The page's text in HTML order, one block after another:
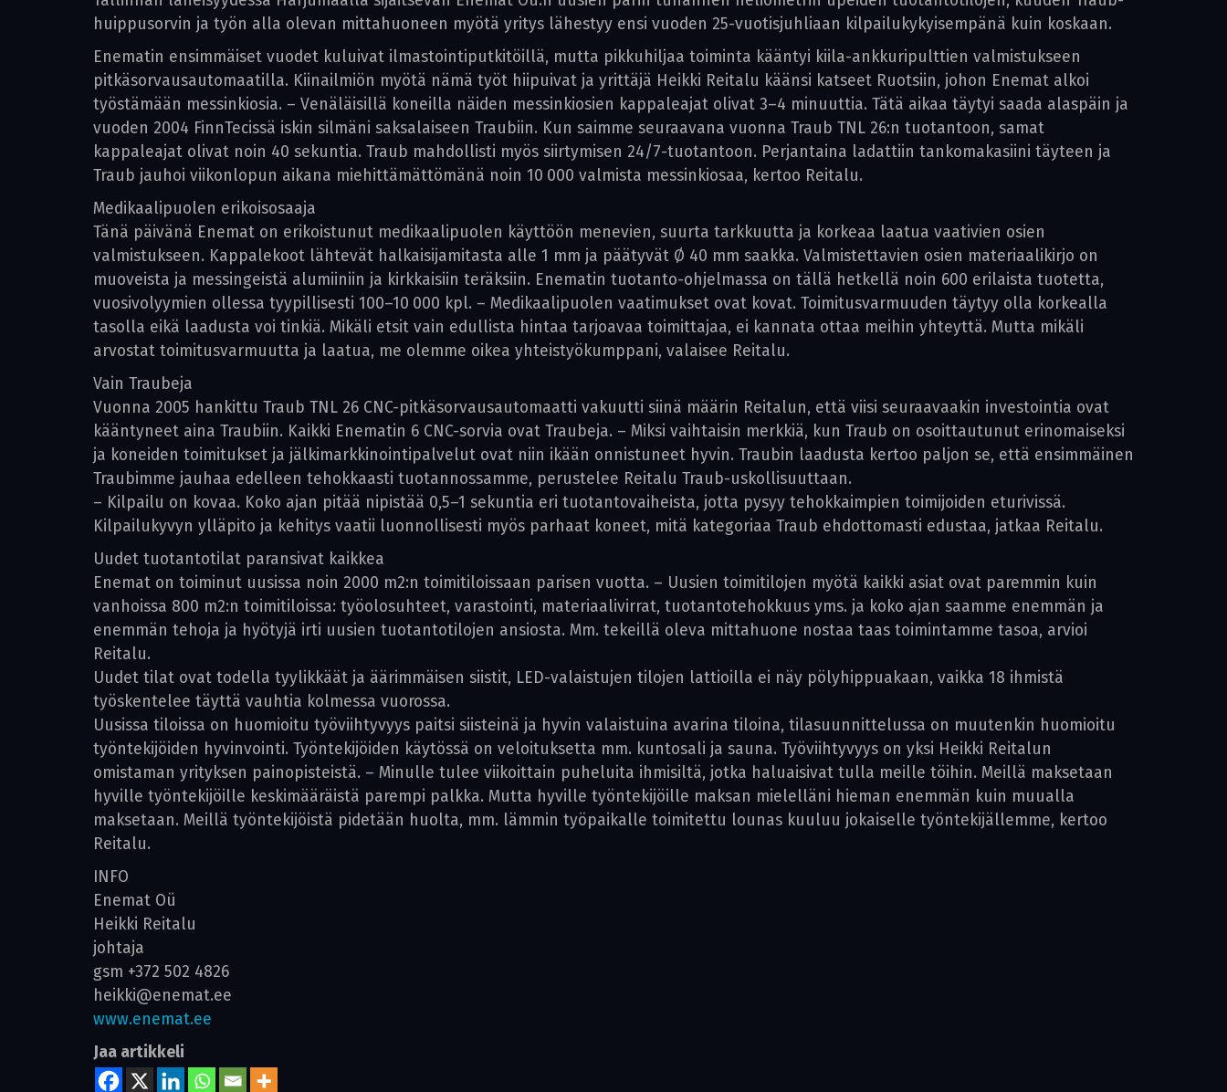
huippusorvin ja työn alla olevan mittahuoneen myötä yritys lähestyy ensi vuoden 25-vuotisjuhliaan kilpailukykyisempänä kuin koskaan.
Enematin ensimmäiset vuodet kuluivat ilmastointiputkitöillä, mutta pikkuhiljaa toiminta kääntyi kiila-ankkuripulttien valmistukseen
pitkäsorvausautomaatilla. Kiinailmiön myötä nämä työt hiipuivat ja yrittäjä Heikki Reitalu käänsi katseet Ruotsiin, johon Enemat alkoi
työstämään messinkiosia. – Venäläisillä koneilla näiden messinkiosien kappaleajat olivat 3–4 minuuttia. Tätä aikaa täytyi saada alaspäin ja
vuoden 2004 FinnTecissä iskin silmäni saksalaiseen Traubiin. Kun saimme seuraavana vuonna Traub TNL 26:n tuotantoon, samat
kappaleajat olivat noin 40 sekuntia. Traub mahdollisti myös siirtymisen 24/7-tuotantoon. Perjantaina ladattiin tankomakasiini täyteen ja
Traub jauhoi viikonlopun aikana miehittämättömänä noin 10 000 valmista messinkiosaa, kertoo Reitalu.
Medikaalipuolen erikoisosaaja
Tänä päivänä Enemat on erikoistunut medikaalipuolen käyttöön menevien, suurta tarkkuutta ja korkeaa laatua vaativien osien
valmistukseen. Kappalekoot lähtevät halkaisijamitasta alle 1 mm ja päätyvät Ø 40 mm saakka. Valmistettavien osien materiaalikirjo on
muoveista ja messingeistä alumiiniin ja kirkkaisiin teräksiin. Enematin tuotanto-ohjelmassa on tällä hetkellä noin 600 erilaista tuotetta,
vuosivolyymien ollessa tyypillisesti 100–10 000 kpl. – Medikaalipuolen vaatimukset ovat kovat. Toimitusvarmuuden täytyy olla korkealla
tasolla eikä laadusta voi tinkiä. Mikäli etsit vain edullista hintaa tarjoavaa toimittajaa, ei kannata ottaa meihin yhteyttä. Mutta mikäli
arvostat toimitusvarmuutta ja laatua, me olemme oikea yhteistyökumppani, valaisee Reitalu.
Vain Traubeja
Vuonna 2005 hankittu Traub TNL 26 CNC-pitkäsorvausautomaatti vakuutti siinä määrin Reitalun, että viisi seuraavaakin investointia ovat
kääntyneet aina Traubiin. Kaikki Enematin 6 CNC-sorvia ovat Traubeja. – Miksi vaihtaisin merkkiä, kun Traub on osoittautunut erinomaiseksi
ja koneiden toimitukset ja jälkimarkkinointipalvelut ovat niin ikään onnistuneet hyvin. Traubin laadusta kertoo paljon se, että ensimmäinen
Traubimme jauhaa edelleen tehokkaasti tuotannossamme, perustelee Reitalu Traub-uskollisuuttaan.
– Kilpailu on kovaa. Koko ajan pitää nipistää 0,5–1 sekuntia eri tuotantovaiheista, jotta pysyy tehokkaimpien toimijoiden eturivissä.
Kilpailukyvyn ylläpito ja kehitys vaatii luonnollisesti myös parhaat koneet, mitä kategoriaa Traub ehdottomasti edustaa, jatkaa Reitalu.
Uudet tuotantotilat paransivat kaikkea
Enemat on toiminut uusissa noin 2000 m2:n toimitiloissaan parisen vuotta. – Uusien toimitilojen myötä kaikki asiat ovat paremmin kuin
vanhoissa 800 m2:n toimitiloissa: työolosuhteet, varastointi, materiaalivirrat, tuotantotehokkuus yms. ja koko ajan saamme enemmän ja
enemmän tehoja ja hyötyjä irti uusien tuotantotilojen ansiosta. Mm. tekeillä oleva mittahuone nostaa taas toimintamme tasoa, arvioi
Reitalu.
Uudet tilat ovat todella tyylikkäät ja äärimmäisen siistit, LED-valaistujen tilojen lattioilla ei näy pölyhippuakaan, vaikka 18 ihmistä
työskentelee täyttä vauhtia kolmessa vuorossa.
Uusissa tiloissa on huomioitu työviihtyvyys paitsi siisteinä ja hyvin valaistuina avarina tiloina, tilasuunnittelussa on muutenkin huomioitu
työntekijöiden hyvinvointi. Työntekijöiden käytössä on veloituksetta mm. kuntosali ja sauna. Työviihtyvyys on yksi Heikki Reitalun
omistaman yrityksen painopisteistä. – Minulle tulee viikoittain puheluita ihmisiltä, jotka haluaisivat tulla meille töihin. Meillä maksetaan
hyville työntekijöille keskimääräistä parempi palkka. Mutta hyville työntekijöille maksan mielelläni hieman enemmän kuin muualla
maksetaan. Meillä työntekijöistä pidetään huolta, mm. lämmin työpaikalle toimitettu lounas kuuluu jokaiselle työntekijällemme, kertoo
Reitalu.
INFO
Enemat Oü
Heikki Reitalu
johtaja
gsm +372 502 4826
heikki@enemat.ee
www.enemat.ee
Jaa artikkeli